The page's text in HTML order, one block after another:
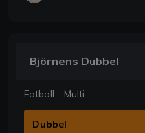
Björnens Dubbel
Fotboll - Multi
Dubbel